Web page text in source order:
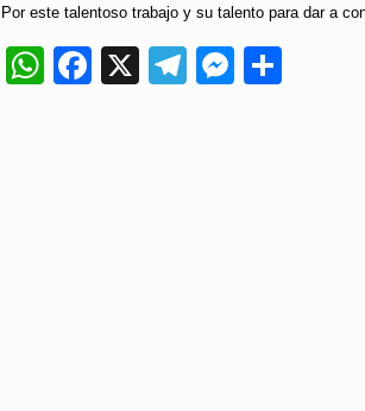
Por este talentoso trabajo y su talento para dar a
WhatsApp
Facebook
X Telegram